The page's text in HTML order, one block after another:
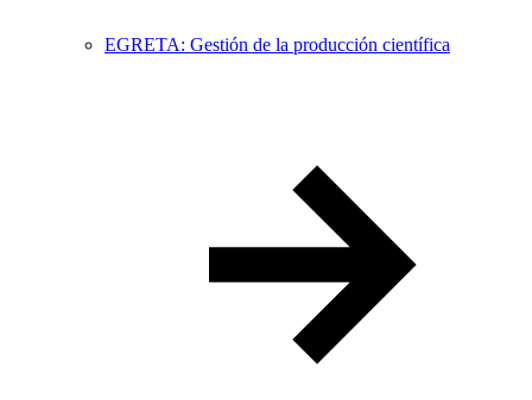
EGRETA: Gestión de la producción científica